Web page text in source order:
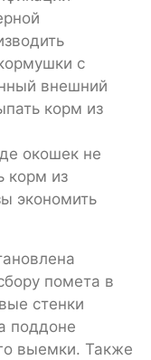
с
внешний
корм из
окошек не
корм из
экономить
помета в
стенки
поддоне
выемки. Также